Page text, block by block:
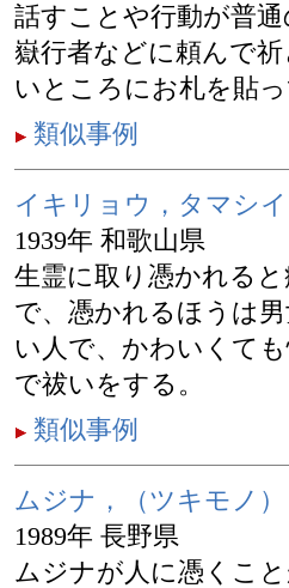
話すことや行動が普
嶽行者などに頼んで
いところにお札を貼
類似事例
イキリョウ，タマシイ
1939年 和歌山県
生霊に取り憑かれる
で、憑かれるほうは
い人で、かわいくて
で祓いをする。
類似事例
ムジナ，（ツキモノ）
1989年 長野県
ムジナが人に憑くこ